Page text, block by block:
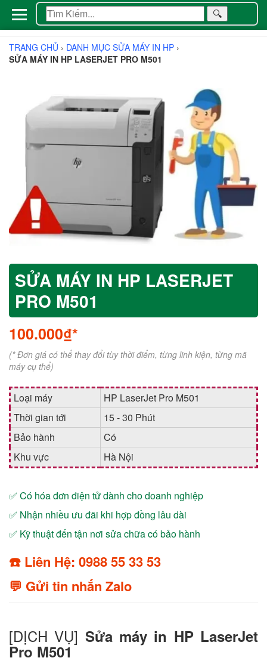
🔍
TRANG CHỦ › DANH MỤC SỬA MÁY IN HP ›
SỬA MÁY IN HP LASERJET PRO M501
SỬA MÁY IN HP LASERJET
PRO M501
100.000₫*
(* Đơn giá có thể thay đổi tùy thời điểm, từng linh kiện, từng mã
máy cụ thể)
Loại máy
HP LaserJet Pro M501
Thời gian tới
15 - 30 Phút
Bảo hành
Có
Khu vực
Hà Nội
✅ Có hóa đơn điện tử dành cho doanh nghiệp
✅ Nhận nhiều ưu đãi khi hợp đồng lâu dài
✅ Kỹ thuật đến tận nơi sửa chữa có bảo hành
☎️ Liên Hệ: 0988 55 33 53
💬 Gửi tin nhắn Zalo
[DỊCH VỤ] Sửa máy in HP LaserJet
Pro M501